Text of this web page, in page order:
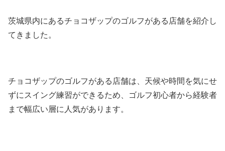
茨城県内にあるチョコザップのゴルフがある店舗を紹介し
てきました。
チョコザップのゴルフがある店舗は、天候や時間を気にせ
ずにスイング練習ができるため、ゴルフ初心者から経験者
まで幅広い層に人気があります。